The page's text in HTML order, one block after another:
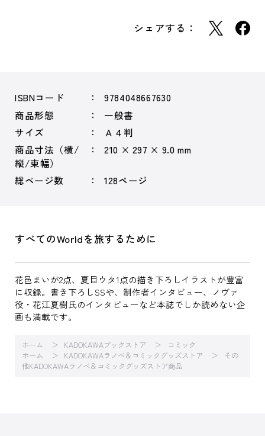
シェアする：
ISBNコード
9784048667630
商品形態
一般書
サイズ
Ａ４判
商品寸法（横/
縦/束幅）
210 × 297 × 9.0 mm
総ページ数 128ページ
すべてのWorldを旅するために
花邑まいが2点、夏目ウタ1点の描き下ろしイラストが豊富
に収録。書き下ろしSSや、制作者インタビュー、ノヴァ
役・花江夏樹氏のインタビューなど本誌でしか読めない企
画も満載です。
ホーム KADOKAWAブックストア
コミック
ホーム
KADOKAWAラノベ＆コミックグッズストア
その
他KADOKAWAラノベ＆コミックグッズストア商品